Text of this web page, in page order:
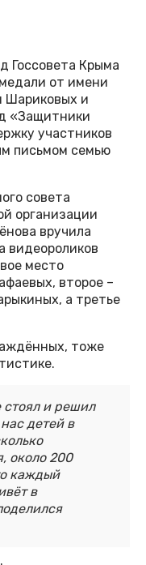
Госсовета Крыма
от имени
Шариковых и
«Защитники
участников
письмом семью
совета
организации
вручила
видеороликов
место
второе –
а третье
тоже
стоял и решил
детей в
около 200
каждый
в